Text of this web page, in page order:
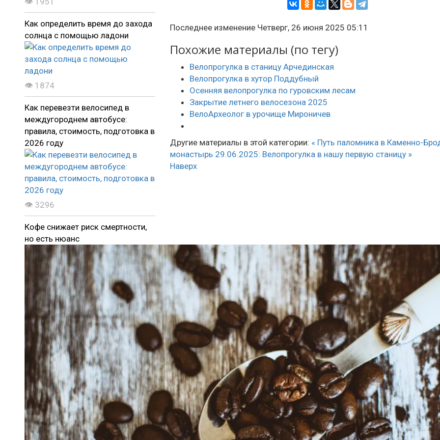
Как определить время до захода
солнца с помощью ладони
👁 1874
Как перевезти велосипед в
междугороднем автобусе:
правила, стоимость, подготовка в
2026 году
👁 3296
Кофе снижает риск смертности,
но есть нюанс
Последнее изменение Четверг, 26 июня 2025 05:11
Похожие материалы (по тегу)
Велопрогулка в станицу Арчединская
Велопрогулка в хутор Поддубный
Осенняя велопрогулка по гуровским лесам
Закрытие летнего велосезона 2025
ВелоАрхеолог в урочище Мироничев
Другие материалы в этой категории: « Путь паломника в Каменно-
монастырь 29.06.2025: Велопрогулка в нашу первую станицу »
Наверх